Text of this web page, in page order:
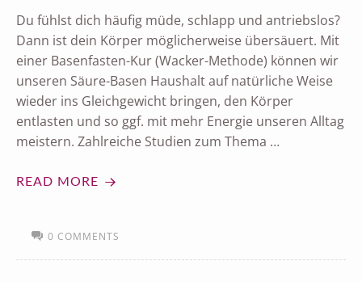
Du fühlst dich häufig müde, schlapp und antriebslos?
Dann ist dein Körper möglicherweise übersäuert. Mit
einer Basenfasten-Kur (Wacker-Methode) können wir
unseren Säure-Basen Haushalt auf natürliche Weise
wieder ins Gleichgewicht bringen, den Körper
entlasten und so ggf. mit mehr Energie unseren Alltag
meistern. Zahlreiche Studien zum Thema …
READ MORE
0 COMMENTS